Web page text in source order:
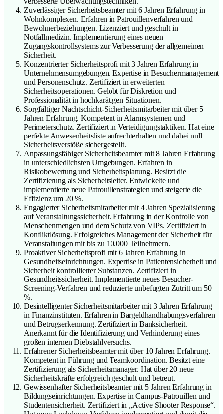
Zuverlässiger Sicherheitsbeamter mit 6 Jahren Erfahrung in
Wohnkomplexen. Erfahren in Patrouillenverfahren und
Bewohnerbeziehungen. Lizenziert und geschult in
Notfallmedizin. Implementierung eines neuen
Zugangskontrollsystems zur Verbesserung der allgemeinen
Sicherheit.
Konzentrierter Sicherheitsprofi mit 3 Jahren Erfahrung in
Unternehmensumgebungen. Expertise in Besuchermanagement
und Personenschutz. Zertifiziert in erweiterten
Sicherheitsoperationen. Gelobt für Diskretion und
Professionalität in hochkarätigen Situationen.
Sorgfältiger Nachtschicht-Sicherheitsmitarbeiter mit über 5
Jahren Erfahrung. Kompetent in Alarmsystemen und
Perimeterschutz. Zertifiziert in Verteidigungstaktiken. Hat eine
perfekte Anwesenheitsliste aufrechterhalten und dabei null
Sicherheitsverstöße sichergestellt.
Anpassungsfähiger Sicherheitsbeamter mit 8 Jahren Erfahrung
in unterschiedlichsten Umgebungen. Erfahren in
Risikobewertung und Sicherheitsplanung. Besitzt die
Zertifizierung als Sicherheitsleiter. Entwickelte und
implementierte neue Patrouillenstrategien und steigerte die
Effizienz um 20 %.
Engagierter Sicherheitsmitarbeiter mit 4 Jahren Spezialisierung
auf Veranstaltungssicherheit. Erfahrung in der Kontrolle von
Menschenmengen und dem Schutz von VIPs. Zertifiziert in
Konfliktlösung. Erfolgreiches Management der Sicherheit für
Veranstaltungen mit bis zu 10.000 Teilnehmern.
Proaktiver Sicherheitsprofi mit 6 Jahren Erfahrung in
Gesundheitseinrichtungen. Expertise in Patientensicherheit und
Sicherheit kontrollierter Substanzen. Zertifiziert in
Gesundheitssicherheit. Implementierte neues Besucher-
Screening-Verfahren und reduzierte unbefugten Zutritt um 50
%.
Desintelligenter Sicherheitsmitarbeiter mit 3 Jahren Erfahrung
in Finanzinstituten. Erfahren in Bargeldhandhabungsverfahren
und Betrugserkennung. Zertifiziert in Banksicherheit.
Anerkannt für die Identifizierung und Verhinderung eines
großen internen Diebstahlversuchs.
Erfahrener Sicherheitsbeamter mit über 10 Jahren Erfahrung.
Kompetent in Führung und Teamkoordination. Besitzt eine
Zertifizierung als Sicherheitsmanager. Hat über 20 neue
Sicherheitskräfte erfolgreich geschult und betreut.
Gewissenhafter Sicherheitsbeamter mit 5 Jahren Erfahrung in
Bildungseinrichtungen. Expertise in Campus-Patrouillen und
Studentensicherheit. Zertifiziert in „Active Shooter Response“.